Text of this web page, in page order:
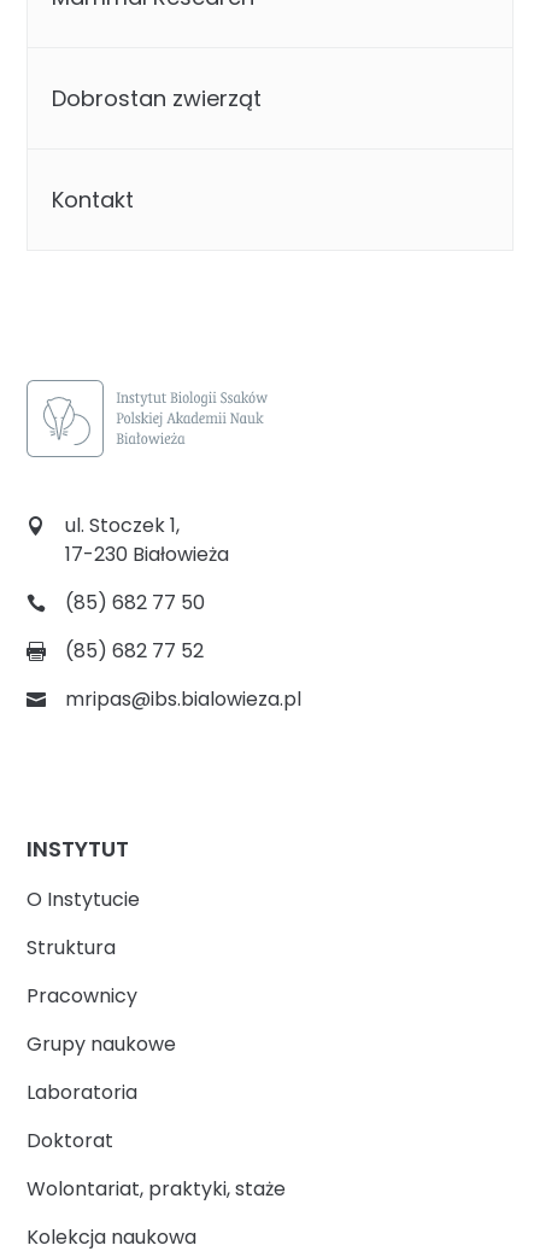
Dobrostan zwierząt
Kontakt
ul. Stoczek 1,
17-230 Białowieża
(85) 682 77 50
(85) 682 77 52
mripas@ibs.bialowieza.pl
INSTYTUT
O Instytucie
Struktura
Pracownicy
Grupy naukowe
Laboratoria
Doktorat
Wolontariat, praktyki, staże
Kolekcja naukowa